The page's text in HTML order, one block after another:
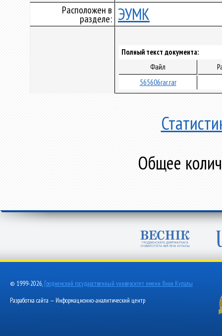
Расположен в
разделе: ЭУМК
Полный текст документа:
Файл
565606rar.rar
Общее
© 1999-2026, Гродненский государственный университет имени Янки Купалы
Разработка сайта — Информационно-аналитический центр